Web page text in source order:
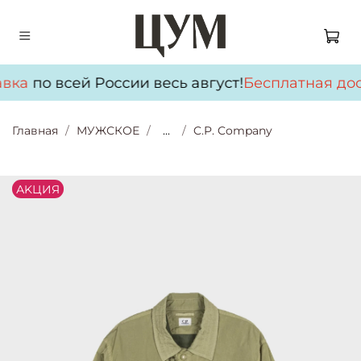
по всей России весь август!Бесплатная
Главная МУЖСКОЕ ... C.P. Company
АKЦИЯ